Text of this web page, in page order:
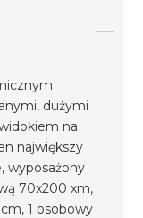
dużymi
na
największy
wyposażony
70x200 xm,
1 osobowy